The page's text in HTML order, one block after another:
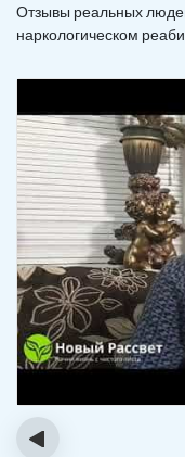
Отзывы реальных
наркологическом
‹